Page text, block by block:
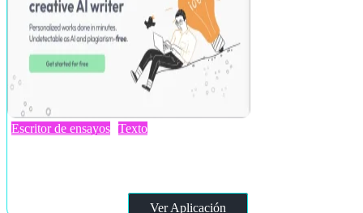
Escritor de ensayos Texto
Ver Aplicación